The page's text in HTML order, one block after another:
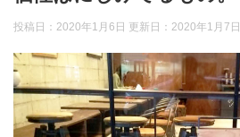
投稿日：2020年1月6日 更新日： 2020年1月7日